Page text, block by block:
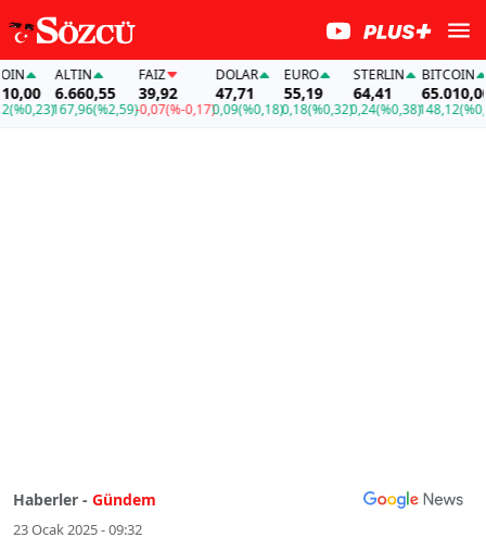
ALTIN
6.660,55
167,96(%2,59)
FAİZ
39,92
-0,07(%-0,17)
DOLAR
47,71
0,09(%0,18)
EURO
55,19
0,18(%0,32)
STERLIN
64,41
0,24(%0,38)
BITCOIN
65.010,00
148,12
Haberler - Gündem
23 Ocak 2025 - 09:32